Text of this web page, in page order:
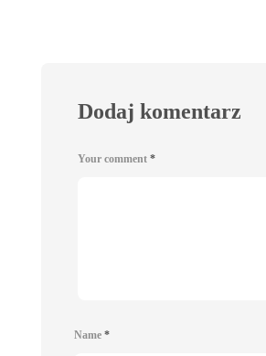
Dodaj komentarz
Your comment *
Name *